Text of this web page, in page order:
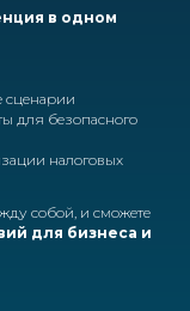
в одном
сценарии
для безопасного
налоговых
собой, и сможете
для бизнеса и